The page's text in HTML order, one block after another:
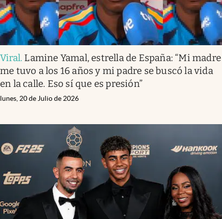
Viral. Lamine Yamal, estrella de España: “Mi madre
me tuvo a los 16 años y mi padre se buscó la vida
en la calle. Eso sí que es presión”
lunes, 20 de Julio de 2026